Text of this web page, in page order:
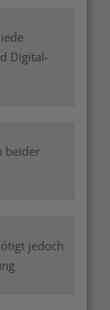
Digital-
beider
jedoch